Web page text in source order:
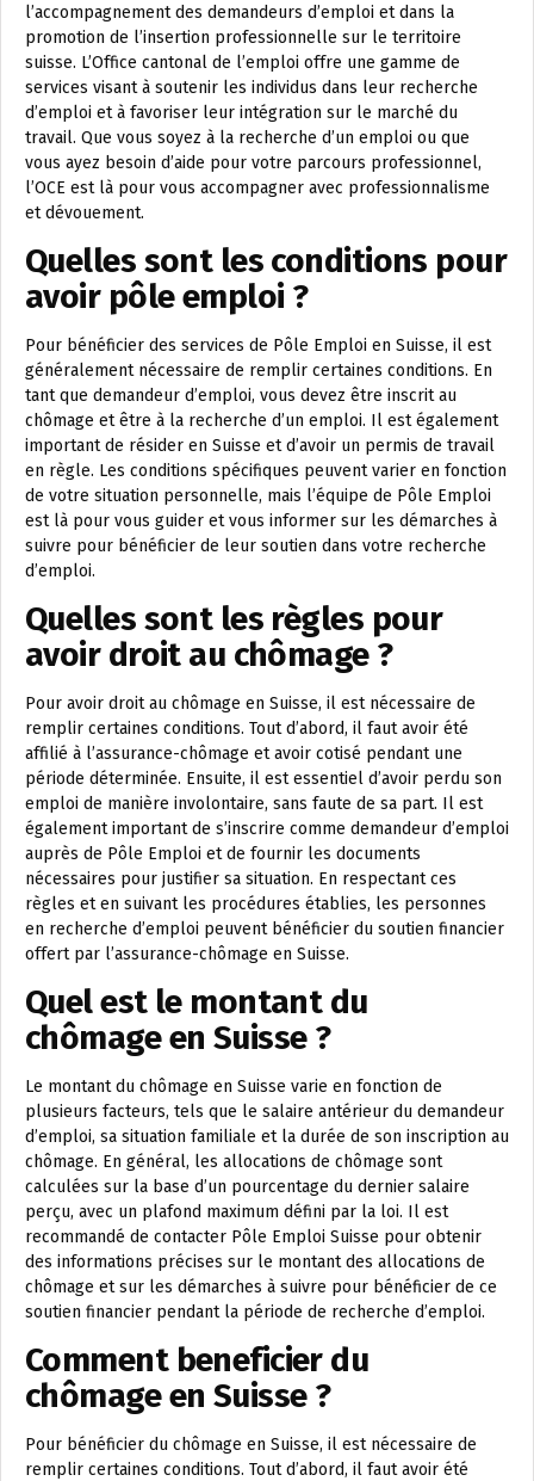
l’accompagnement des demandeurs d’emploi et dans la
promotion de l’insertion professionnelle sur le territoire
suisse. L’Office cantonal de l’emploi offre une gamme de
services visant à soutenir les individus dans leur recherche
d’emploi et à favoriser leur intégration sur le marché du
travail. Que vous soyez à la recherche d’un emploi ou que
vous ayez besoin d’aide pour votre parcours professionnel,
l’OCE est là pour vous accompagner avec professionnalisme
et dévouement.
Quelles sont les conditions pour
avoir pôle emploi ?
Pour bénéficier des services de Pôle Emploi en Suisse, il est
généralement nécessaire de remplir certaines conditions. En
tant que demandeur d’emploi, vous devez être inscrit au
chômage et être à la recherche d’un emploi. Il est également
important de résider en Suisse et d’avoir un permis de travail
en règle. Les conditions spécifiques peuvent varier en fonction
de votre situation personnelle, mais l’équipe de Pôle Emploi
est là pour vous guider et vous informer sur les démarches à
suivre pour bénéficier de leur soutien dans votre recherche
d’emploi.
Quelles sont les règles pour
avoir droit au chômage ?
Pour avoir droit au chômage en Suisse, il est nécessaire de
remplir certaines conditions. Tout d’abord, il faut avoir été
affilié à l’assurance-chômage et avoir cotisé pendant une
période déterminée. Ensuite, il est essentiel d’avoir perdu son
emploi de manière involontaire, sans faute de sa part. Il est
également important de s’inscrire comme demandeur d’emploi
auprès de Pôle Emploi et de fournir les documents
nécessaires pour justifier sa situation. En respectant ces
règles et en suivant les procédures établies, les personnes
en recherche d’emploi peuvent bénéficier du soutien financier
offert par l’assurance-chômage en Suisse.
Quel est le montant du
chômage en Suisse ?
Le montant du chômage en Suisse varie en fonction de
plusieurs facteurs, tels que le salaire antérieur du demandeur
d’emploi, sa situation familiale et la durée de son inscription au
chômage. En général, les allocations de chômage sont
calculées sur la base d’un pourcentage du dernier salaire
perçu, avec un plafond maximum défini par la loi. Il est
recommandé de contacter Pôle Emploi Suisse pour obtenir
des informations précises sur le montant des allocations de
chômage et sur les démarches à suivre pour bénéficier de ce
soutien financier pendant la période de recherche d’emploi.
Comment beneficier du
chômage en Suisse ?
Pour bénéficier du chômage en Suisse, il est nécessaire de
remplir certaines conditions. Tout d’abord, il faut avoir été